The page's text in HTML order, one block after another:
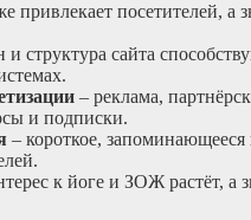
привлекает посетителей, а
и структура сайта
– реклама,
и подписки.
– короткое, запоминающееся
к йоге и ЗОЖ растёт, а